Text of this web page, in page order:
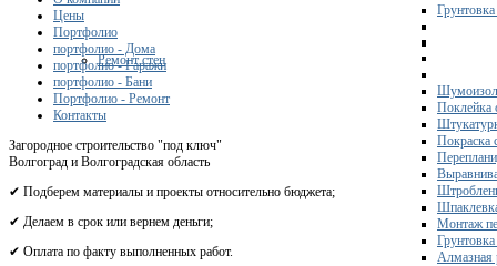
Ремонт стен
Поклейка
Покраска
Монтаж
Грунтовка
Алмазная
Цены
Портфолио
портфолио - Дома
портфолио - Гаражи
портфолио - Бани
Портфолио - Ремонт
Контакты
Загородное строительство "под ключ"
Волгоград и Волгоградская область
✔ Подберем материалы и проекты относительно бюджета;
✔ Делаем в срок или вернем деньги;
✔ Оплата по факту выполненных работ.